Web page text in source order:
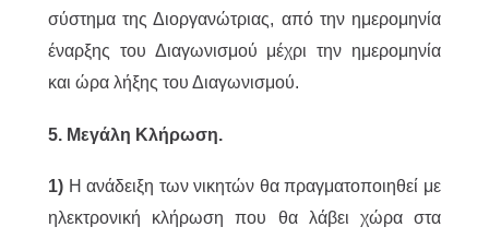
σύστημα της Διοργανώτριας, από την ημερομηνία
έναρξης του Διαγωνισμού μέχρι την ημερομηνία
και ώρα λήξης του Διαγωνισμού.
5. Μεγάλη Κλήρωση.
1) Η ανάδειξη των νικητών θα πραγματοποιηθεί με
ηλεκτρονική κλήρωση που θα λάβει χώρα στα